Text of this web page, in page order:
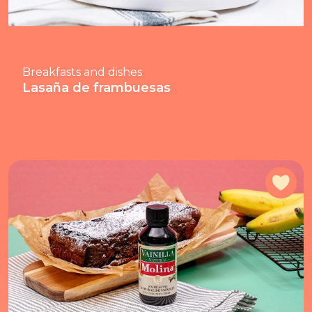
Breakfasts and dishes
Lasaña de frambuesas